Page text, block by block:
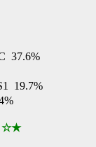
37.6%
19.7%
☆★